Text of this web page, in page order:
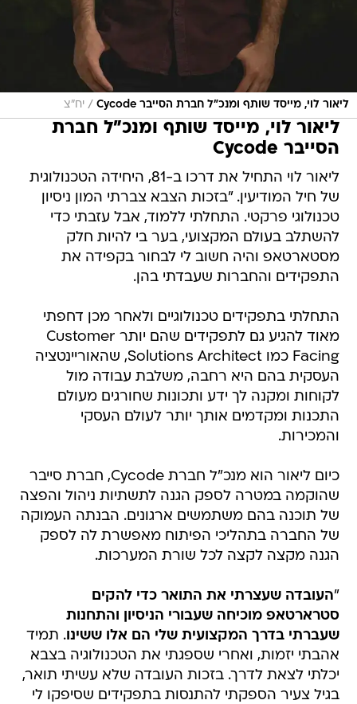
ליאור לוי, מייסד שותף ומנכ"ל חברת הסייבר Cycode / יח"צ
ליאור לוי, מייסד שותף ומנכ"ל חברת
הסייבר Cycode
ליאור לוי התחיל את דרכו ב-81, היחידה הטכנולוגית
של חיל המודיעין. "בזכות הצבא צברתי המון ניסיון
טכנולוגי פרקטי. התחלתי ללמוד, אבל עזבתי כדי
להשתלב בעולם המקצועי, בער בי להיות חלק
מסטארטאפ והיה חשוב לי לבחור בקפידה את
התפקידים והחברות שעבדתי בהן.
התחלתי בתפקידים טכנולוגיים ולאחר מכן דחפתי
מאוד להגיע גם לתפקידים שהם יותר Customer
Facing כמו Solutions Architect, שהאוריינטציה
העסקית בהם היא רחבה, משלבת עבודה מול
לקוחות ומקנה לך ידע ותכונות שחורגים מעולם
התכנות ומקדמים אותך יותר לעולם העסקי
והמכירות.
כיום ליאור הוא מנכ"ל חברת Cycode, חברת סייבר
שהוקמה במטרה לספק הגנה לתשתיות ניהול והפצה
של תוכנה בהם משתמשים ארגונים. הבנתה העמוקה
של החברה בתהליכי הפיתוח מאפשרת לה לספק
הגנה מקצה לקצה לכל שורת המערכות.
"העובדה שעצרתי את התואר כדי להקים
סטרארטאפ מוכיחה שעבורי הניסיון והתחנות
שעברתי בדרך המקצועית שלי הם אלו ששינו. תמיד
אהבתי יזמות, ואחרי שספגתי את הטכנולוגיה בצבא
יכלתי לצאת לדרך. בזכות העובדה שלא עשיתי תואר,
בגיל צעיר הספקתי להתנסות בתפקידים שסיפקו לי